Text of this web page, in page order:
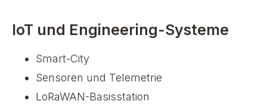
IoT und Engineering-Systeme
Smart-City
Sensoren und Telemetrie
LoRaWAN-Basisstation